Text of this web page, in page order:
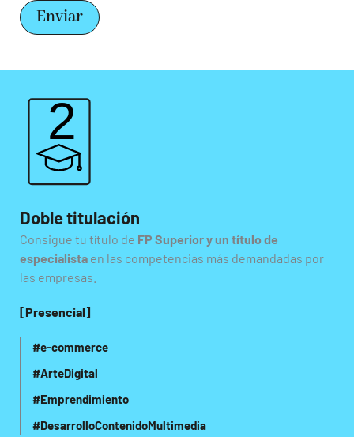
Doble titulación
Consigue tu título de FP Superior y un título de
especialista en las competencias más demandadas por
las empresas.
[Presencial]
#e-commerce
#ArteDigital
#Emprendimiento
#DesarrolloContenidoMultimedia